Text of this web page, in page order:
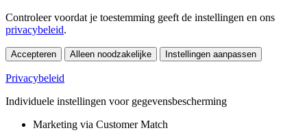
Controleer voordat je toestemming geeft de instellingen en ons
privacybeleid.
Accepteren Alleen noodzakelijke Instellingen aanpassen
Privacybeleid
Individuele instellingen voor gegevensbescherming
Marketing via Customer Match